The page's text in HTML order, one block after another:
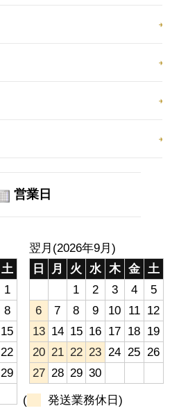
営業日
土
1
8
15
22
29
翌月(2026年9月)
日
月 火 水 木 金
土
1
2 3 4
5
6
7 8 9 10 11
12
13 14 15 16 17 18 19
20 21 22 23 24 25 26
27 28 29 30
( 発送業務休日)